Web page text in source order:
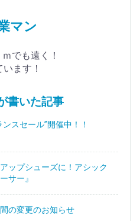
マン
でも遠く！
ます！
書いた記事
スセール”開催中！！
ップシューズに！アシック
サー』
の変更のお知らせ